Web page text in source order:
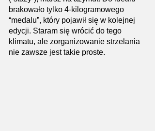
brakowało tylko 4-kilogramowego
“medalu”, który pojawił się w kolejnej
edycji. Staram się wrócić do tego
klimatu, ale zorganizowanie strzelania
nie zawsze jest takie proste.